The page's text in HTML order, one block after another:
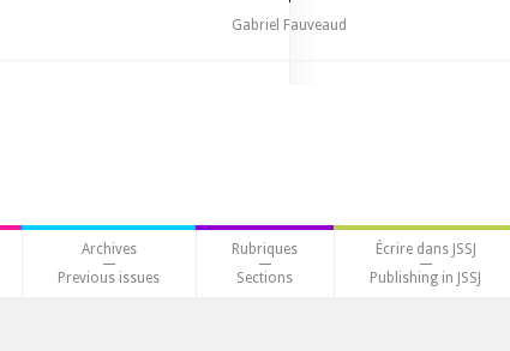
Gabriel Fauveaud
Archives
Previous issues
Rubriques
Sections
Écrire dans JSSJ
Publishing in JSSJ